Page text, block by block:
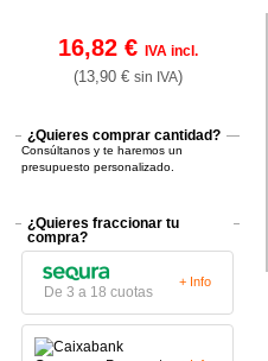
16,82 € IVA incl.
(13,90 € sin IVA)
¿Quieres comprar cantidad?
Consúltanos y te haremos un
presupuesto personalizado.
¿Quieres fraccionar tu
compra?
De 3 a 18 cuotas
+ Info